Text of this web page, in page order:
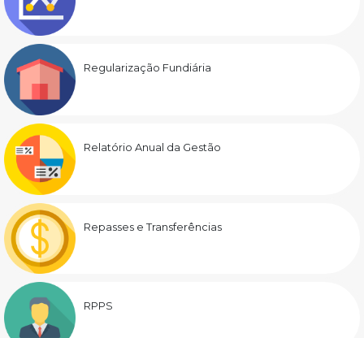
Regularização Fundiária
Relatório Anual da Gestão
Repasses e Transferências
RPPS